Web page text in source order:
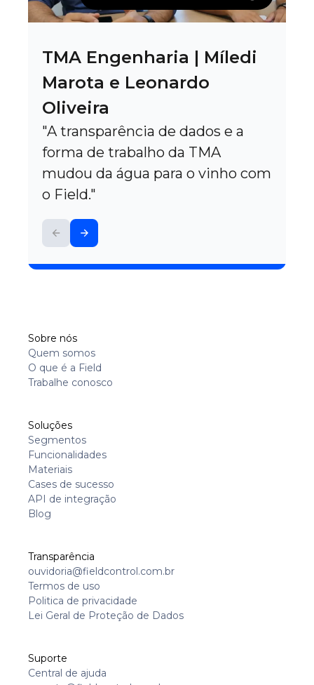
TMA Engenharia | Míledi
Marota e Leonardo
Oliveira
"A transparência de dados e a
forma de trabalho da TMA
mudou da água para o vinho com
o Field."
Sobre nós
Quem somos
O que é a Field
Trabalhe conosco
Soluções
Segmentos
Funcionalidades
Materiais
Cases de sucesso
API de integração
Blog
Transparência
ouvidoria@fieldcontrol.com.br
Termos de uso
Politica de privacidade
Lei Geral de Proteção de Dados
Suporte
Central de ajuda